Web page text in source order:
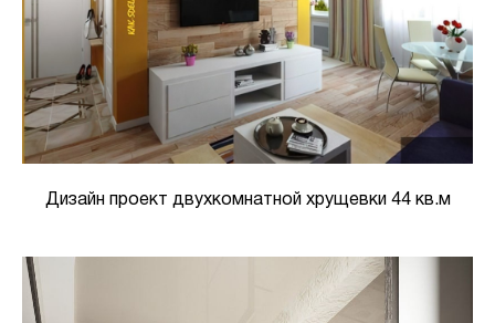
Дизайн проект двухкомнатной хрущевки 44 кв.м